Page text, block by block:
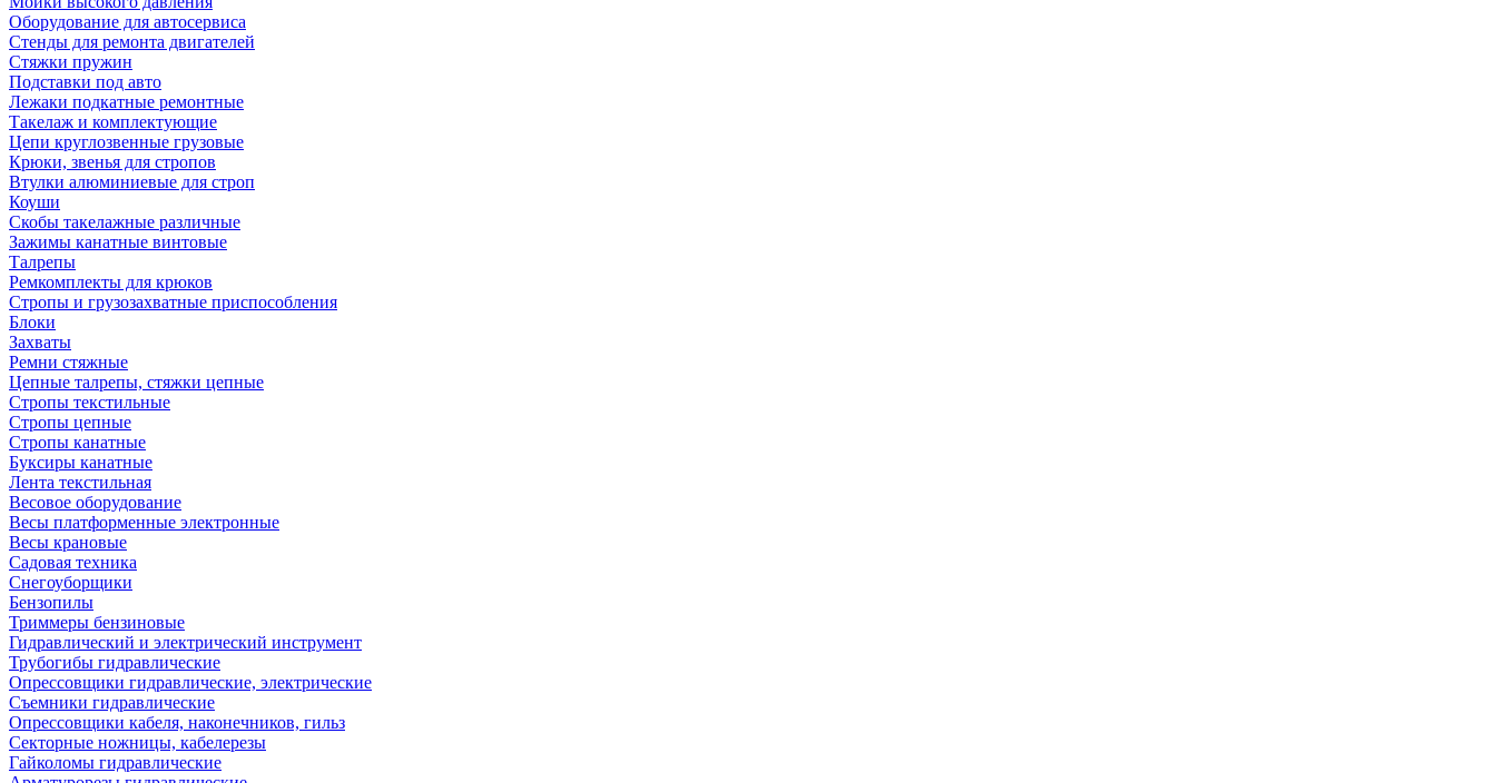
Оборудование для автосервиса
Стенды для ремонта двигателей
Стяжки пружин
Подставки под авто
Лежаки подкатные ремонтные
Такелаж и комплектующие
Цепи круглозвенные грузовые
Крюки, звенья для стропов
Втулки алюминиевые для строп
Коуши
Скобы такелажные различные
Зажимы канатные винтовые
Талрепы
Ремкомплекты для крюков
Стропы и грузозахватные приспособления
Блоки
Захваты
Ремни стяжные
Цепные талрепы, стяжки цепные
Стропы текстильные
Стропы цепные
Стропы канатные
Буксиры канатные
Лента текстильная
Весовое оборудование
Весы платформенные электронные
Весы крановые
Садовая техника
Снегоуборщики
Бензопилы
Триммеры бензиновые
Гидравлический и электрический инструмент
Трубогибы гидравлические
Опрессовщики гидравлические, электрические
Съемники гидравлические
Опрессовщики кабеля, наконечников, гильз
Секторные ножницы, кабелерезы
Гайколомы гидравлические